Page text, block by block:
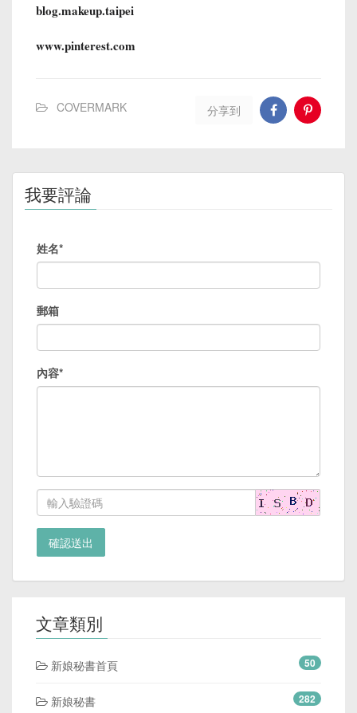
blog.makeup.taipei
www.pinterest.com
COVERMARK 分享到
我要評論
姓名*
郵箱
內容*
確認送出
文章類別
新娘秘書首頁 50
新娘秘書 282